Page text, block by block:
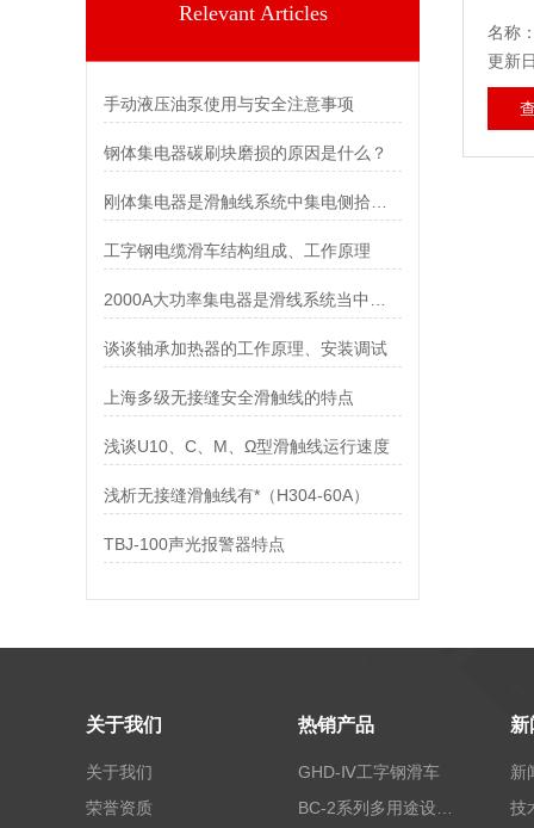
Relevant Articles
手动液压油泵使用与安全注意事项
钢体集电器碳刷块磨损的原因是什么？
刚体集电器是滑触线系统中集电侧拾取电能的主要装置
工字钢电缆滑车结构组成、工作原理
谈谈轴承加热器的工作原理、安装调试
上海多级无接缝安全滑触线的特点
浅谈U10、C、M、Ω型滑触线运行速度
浅析无接缝滑触线有*（H304-60A）
TBJ-100声光报警器特点
名称
更新
关于我们
关于我们
荣誉资质
热销产品
GHD-Ⅳ工字钢滑车
新
新
技